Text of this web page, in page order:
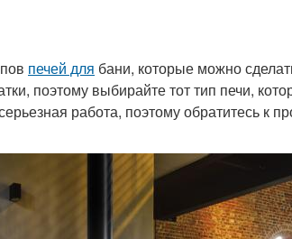
печей для бани, которые можно
поэтому выбирайте тот тип печи,
работа, поэтому обратитесь к